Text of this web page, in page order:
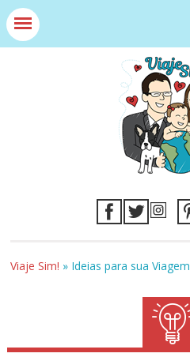
Viaje Sim! » Ideias para sua Viagem